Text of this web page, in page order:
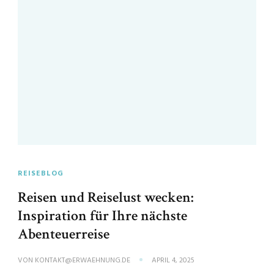
REISEBLOG
Reisen und Reiselust wecken:
Inspiration für Ihre nächste
Abenteuerreise
VON KONTAKT@ERWAEHNUNG.DE APRIL 4, 2025